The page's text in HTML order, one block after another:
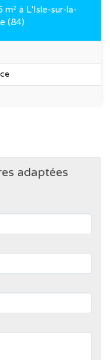
m² à L'Isle-sur-la-
(84)
adaptées